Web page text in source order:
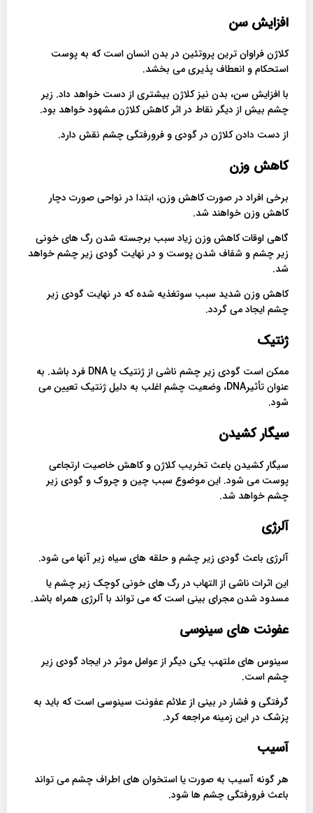
افزایش سن
کلاژن فراوان ترین پروتئین در بدن انسان است که به پوست
استحکام و انعطاف پذیری می بخشد.
با افزایش سن، بدن نیز کلاژن بیشتری از دست خواهد داد. زیر
چشم بیش از دیگر نقاط در اثر کاهش کلاژن مشهود خواهد بود.
از دست دادن کلاژن در گودی و فرورفتگی چشم نقش دارد.
کاهش وزن
برخی افراد در صورت کاهش وزن، ابتدا در نواحی صورت دچار
کاهش وزن خواهند شد.
گاهی اوقات کاهش وزن زیاد سبب برجسته شدن رگ های خونی
زیر چشم و شفاف شدن پوست و در نهایت گودی زیر چشم خواهد
شد.
کاهش وزن شدید سبب سوتغذیه شده که در نهایت گودی زیر
چشم ایجاد می گردد.
ژنتیک
ممکن است گودی زیر چشم ناشی از ژنتیک یا DNA فرد باشد. به
عنوان تأثیرDNA، وضعیت چشم اغلب به دلیل ژنتیک تعیین می
شود.
سیگار کشیدن
سیگار کشیدن باعث تخریب کلاژن و کاهش خاصیت ارتجاعی
پوست می شود. این موضوع سبب چین و چروک و گودی زیر
چشم خواهد شد.
آلرژی
آلرژی باعث گودی زیر چشم و حلقه های سیاه زیر آنها می شود.
این اثرات ناشی از التهاب در رگ های خونی کوچک زیر چشم یا
مسدود شدن مجرای بینی است که می تواند با آلرژی همراه باشد.
عفونت های سینوسی
سینوس های ملتهب یکی دیگر از عوامل موثر در ایجاد گودی زیر
چشم است.
گرفتگی و فشار در بینی از علائم عفونت سینوسی است که باید به
پزشک در این زمینه مراجعه کرد.
آسیب
هر گونه آسیب به صورت یا استخوان های اطراف چشم می تواند
باعث فرورفتگی چشم ها شود.